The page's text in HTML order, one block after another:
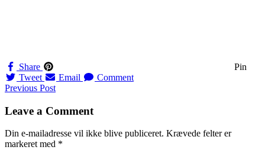
Share
Pin
Tweet
Email Comment
Navigation
til
Previous Post
Leave a Comment
Din e-mailadresse vil ikke blive publiceret. Krævede felter er
markeret med *